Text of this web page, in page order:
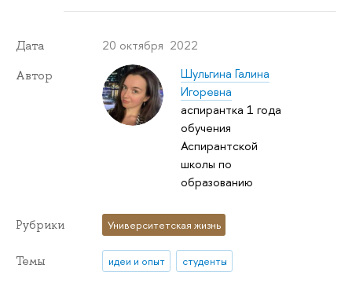
Дата 20 октября 2022
Автор
Шульгина Галина
Игоревна
аспирантка 1 года
обучения
Аспирантской
школы по
образованию
Рубрики Университетская жизнь
Темы идеи и опыт студенты